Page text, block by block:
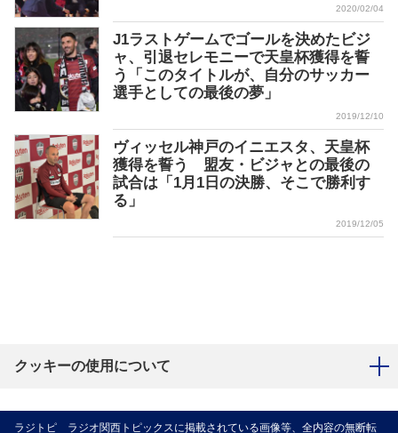
2020/02/04
J1ラストゲームでゴールを決めたビジ
ャ、引退セレモニーで天皇杯獲得を誓
う「このタイトルが、自分のサッカー
選手としての最後の夢」
2019/12/10
ヴィッセル神戸のイニエスタ、天皇杯
獲得を誓う 盟友・ビジャとの最後の
試合は「1月1日の決勝、そこで勝利す
る」
2019/12/05
クッキーの使用について
ラジトピ ラジオ関西トピックスに掲載されている画像等、全内容の無断転